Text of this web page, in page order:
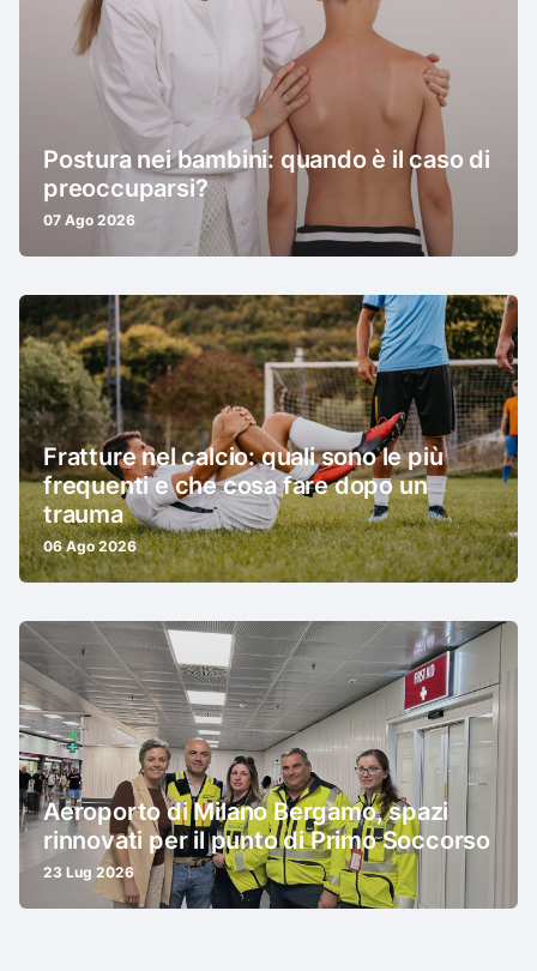
Postura nei bambini: quando è il caso di
preoccuparsi?
07 Ago 2026
Fratture nel calcio: quali sono le più
frequenti e che cosa fare dopo un
trauma
06 Ago 2026
Aeroporto di Milano Bergamo, spazi
rinnovati per il punto di Primo Soccorso
23 Lug 2026